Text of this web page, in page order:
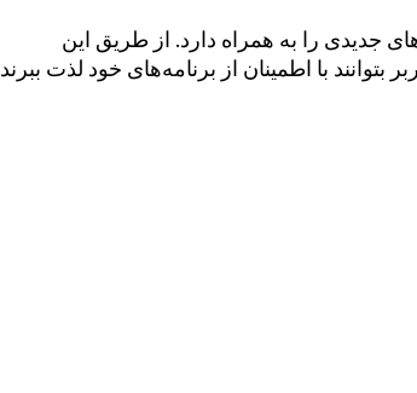
جدیدی را به همراه دارد. از طریق این
بتوانند با اطمینان از برنامه‌های خود لذت ببرند